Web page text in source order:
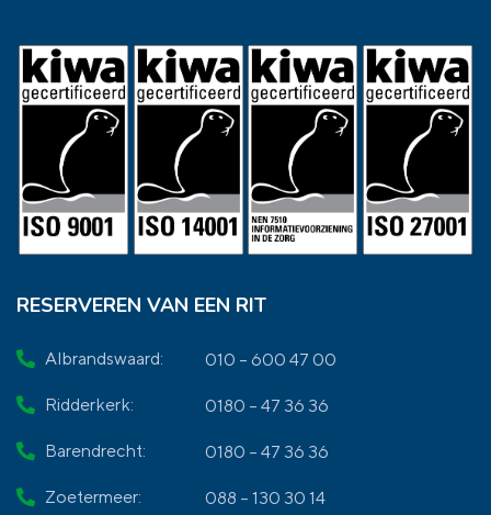
RESERVEREN VAN EEN RIT
Albrandswaard: 010 – 600 47 00
Ridderkerk: 0180 – 47 36 36
Barendrecht: 0180 – 47 36 36
Zoetermeer: 088 – 130 30 14